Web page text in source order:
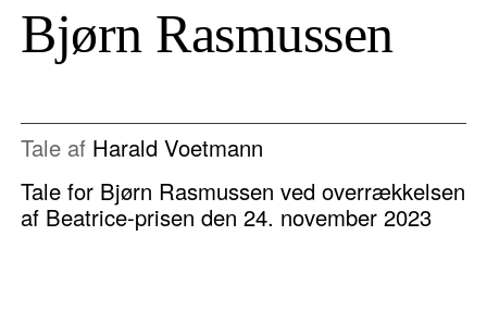
Bjørn Rasmussen
Tale af Harald Voetmann
Tale for Bjørn Rasmussen ved overrækkelsen
af Beatrice-prisen den 24. november 2023